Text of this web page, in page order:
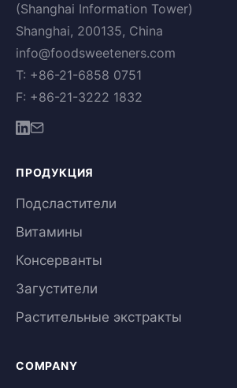
(Shanghai Information Tower)
Shanghai, 200135, China
info@foodsweeteners.com
T: +86-21-6858 0751
F: +86-21-3222 1832
ПРОДУКЦИЯ
Подсластители
Витамины
Консерванты
Загустители
Растительные экстракты
COMPANY